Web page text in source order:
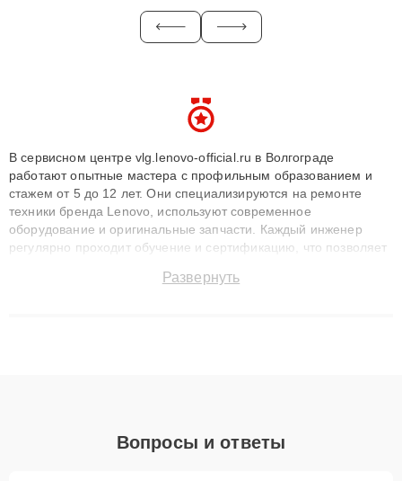
В сервисном центре vlg.lenovo-official.ru в Волгограде
работают опытные мастера с профильным образованием и
стажем от 5 до 12 лет. Они специализируются на ремонте
техники бренда Lenovo, используют современное
оборудование и оригинальные запчасти. Каждый инженер
регулярно проходит обучение и сертификацию, что позволяет
технику с сохранением гарантии до 3 лет. Наши мастера
Развернуть
Вопросы и ответы